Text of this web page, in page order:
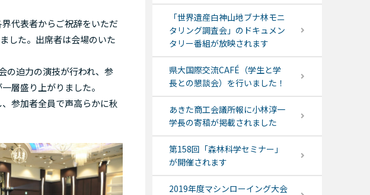
代表者からご祝辞をいただ
した。出席者は会場のいた
の迫力の演技が行われ、参
層盛り上がりました。
参加者全員で声高らかに秋
「世界遺産白神山地ブナ林モニ
タリング調査会」のドキュメン
タリー番組が放映されます
県大国際交流CAFÉ（学生と学
長との懇談会）を行いました！
あきた商工会議所報に小林淳一
学長の寄稿が掲載されました
第158回「森林科学セミナー」
が開催されます
2019年度マシンローイング大会